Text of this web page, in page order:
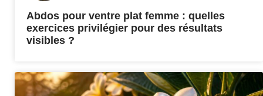
Abdos pour ventre plat femme : quelles
exercices privilégier pour des résultats
visibles ?